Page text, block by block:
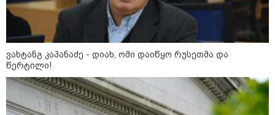
13:15 / 08-08-2026
ვახტანგ კაპანაძე - დიახ, ომი დაიწყო რუსეთმა და
წერტილი!